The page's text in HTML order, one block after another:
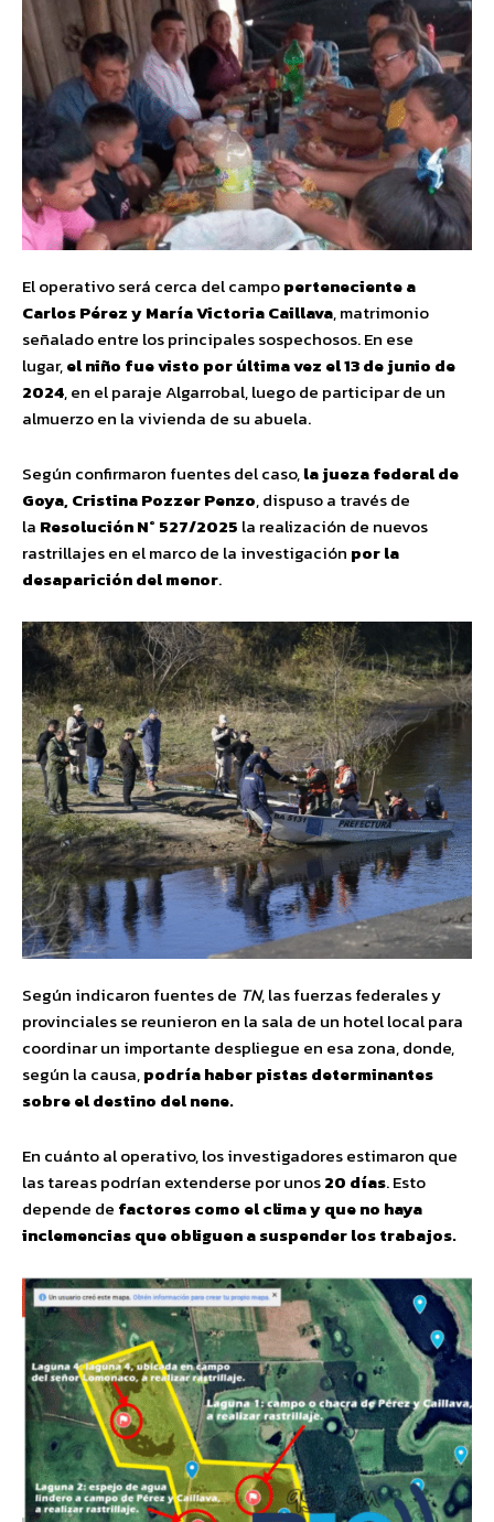
El operativo será cerca del campoperteneciente a
Carlos Pérez y María Victoria Caillava, matrimonio
señalado entre los principales sospechosos. En ese
lugar,el niño fue visto por última vez el 13 de junio de
2024, en el paraje Algarrobal, luego de participar de un
almuerzo en la vivienda de su abuela.
Según confirmaron fuentes del caso,la jueza federal de
Goya, Cristina Pozzer Penzo, dispuso a través de
la Resolución N° 527/2025 la realización de nuevos
rastrillajes en el marco de la investigación por la
desaparición del menor.
Según indicaron fuentes de TN, las fuerzas federales y
provinciales se reunieron en la sala de un hotel local para
coordinar un importante despliegue en esa zona, donde,
según la causa,podría haber pistas determinantes
sobre el destino del nene.
En cuánto al operativo, los investigadores estimaron que
las tareas podrían extenderse por unos20 días. Esto
depende de factores como el clima y que no haya
inclemencias que obliguen a suspender los trabajos.